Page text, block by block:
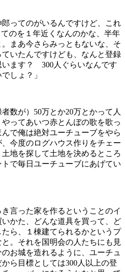
郎ってのがいるんですけど、これ
のを１年近くなんのかな、半年
まあ今さらみっともないな、そ
いたんですけども、なんと登録
います？ 300人ぐらいなんです
しょ？」
数が）50万とか20万とかって人
ってあいつ赤とんぼの歌を歌っ
で俺は絶対ユーチューブをやら
今度のログハウス作りをチェー
地を探して土地を決めるところ
で毎日ユーチューブにあげてい
き言った家を作るということのイ
かた、どんな道具を買って、ど
ら、１棟建てられるかというプ
。それを国明会の人たちにも見
お城を造れるように、ユーチュ
ら目標としては300人以上の登